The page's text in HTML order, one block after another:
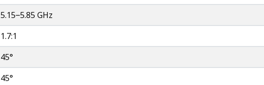
5.15‒5.85 GHz
1.7:1
45°
45°